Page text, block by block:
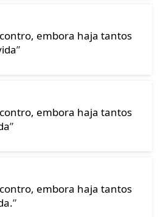
embora haja tantos
”
embora haja tantos
”
embora haja tantos
”